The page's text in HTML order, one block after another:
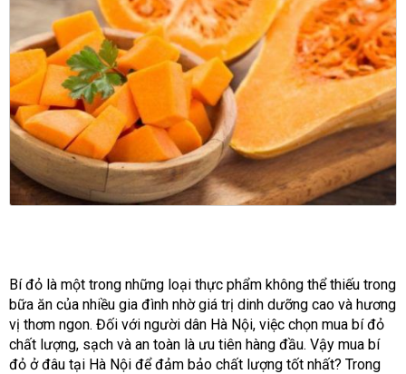
Bí đỏ là một trong những loại thực phẩm không thể thiếu trong
bữa ăn của nhiều gia đình nhờ giá trị dinh dưỡng cao và hương
vị thơm ngon. Đối với người dân Hà Nội, việc chọn mua bí đỏ
chất lượng, sạch và an toàn là ưu tiên hàng đầu. Vậy mua bí
đỏ ở đâu tại Hà Nội để đảm bảo chất lượng tốt nhất? Trong